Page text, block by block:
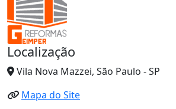
Localização
Vila Nova Mazzei, São Paulo - SP
Mapa do Site